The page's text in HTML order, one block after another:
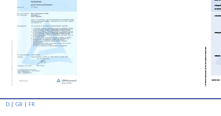
D GB FR